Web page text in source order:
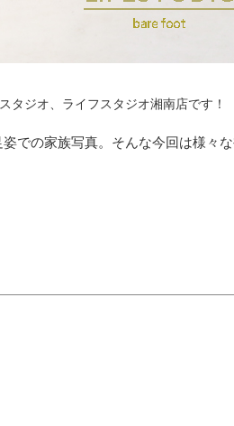
ジオ、ライフスタジオ湘南店です！
での家族写真。そんな今回は様々